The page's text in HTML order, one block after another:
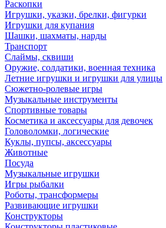
Раскопки
Игрушки, указки, брелки, фигурки
Игрушки для купания
Шашки, шахматы, нарды
Транспорт
Слаймы, сквиши
Оружие, солдатики, военная техника
Летние игрушки и игрушки для улицы
Сюжетно-ролевые игры
Музыкальные инструменты
Спортивные товары
Косметика и аксессуары для девочек
Головоломки, логические
Куклы, пупсы, аксессуары
Животные
Посуда
Музыкальные игрушки
Игры рыбалки
Роботы, трансформеры
Развивающие игрушки
Конструкторы